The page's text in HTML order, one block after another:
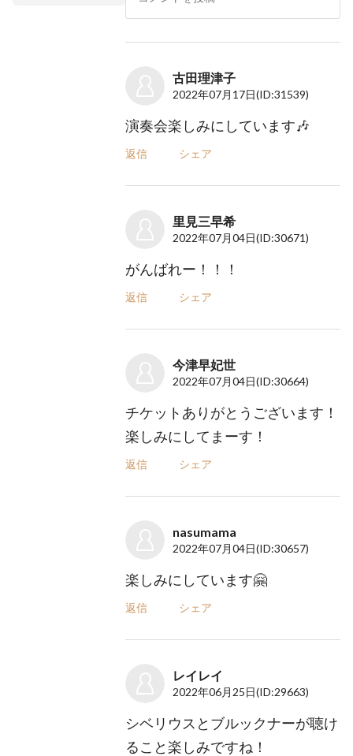
古田理津子
2022年07月17日(ID:31539)
演奏会楽しみにしています🎶
返信 シェア
里見三早希
2022年07月04日(ID:30671)
がんばれー！！！
返信 シェア
今津早妃世
2022年07月04日(ID:30664)
チケットありがとうございます！
楽しみにしてまーす！
返信 シェア
nasumama
2022年07月04日(ID:30657)
楽しみにしています🤗
返信 シェア
レイレイ
2022年06月25日(ID:29663)
シベリウスとブルックナーが聴け
ること楽しみですね！